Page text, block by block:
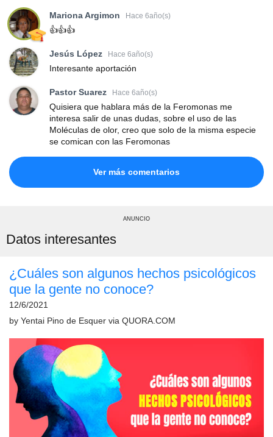
Mariona Argimon Hace 6año(s)
👍👍👍
Jesús López Hace 6año(s)
Interesante aportación
Pastor Suarez Hace 6año(s)
Quisiera que hablara más de la Feromonas me
interesa salir de unas dudas, sobre el uso de las
Moléculas de olor, creo que solo de la misma especie
se comican con las Feromonas
Ver más comentarios
ANUNCIO
Datos interesantes
¿Cuáles son algunos hechos psicológicos
que la gente no conoce?
12/6/2021
by Yentai Pino de Esquer via QUORA.COM